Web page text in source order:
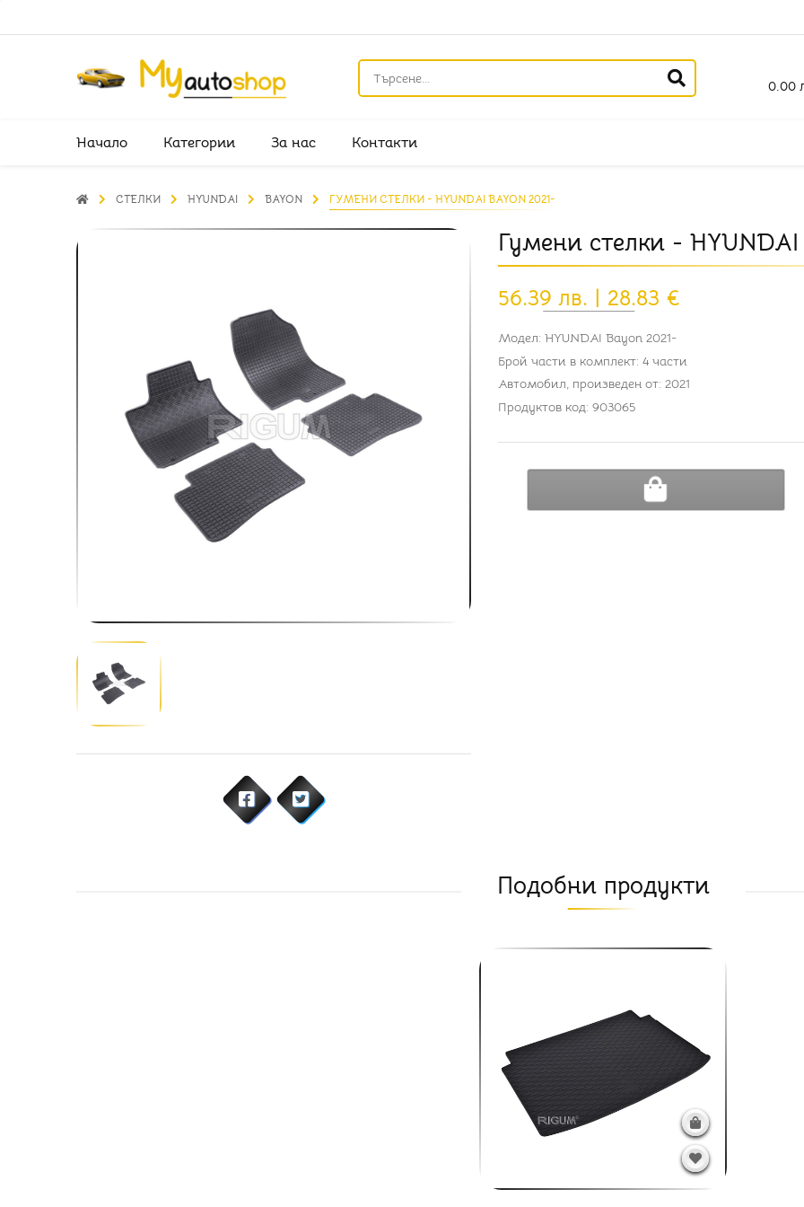
0.00
Начало Категории За нас Контакти
СТЕЛКИ HYUNDAI BAYON ГУМЕНИ СТЕЛКИ - HYUNDAI BAYON 2021-
Гумени стелки -
56.39 лв. | 28.83 €
Модел: HYUNDAI Bayon 2021-
Брой части в комплект: 4 части
Автомобил, произведен от: 2021
Продуктов код: 903065
ДОБАВИ В КОЛИЧКА
Подобни продукти